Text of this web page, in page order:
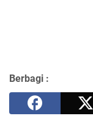
Berbagi :